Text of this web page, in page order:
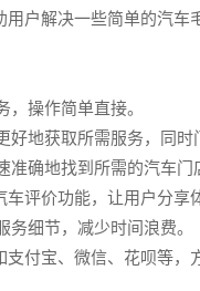
户解决一些简单的汽车
操作简单直接。
地获取所需服务，同时
确地找到所需的汽车门
评价功能，让用户分享
细节，减少时间浪费。
付宝、微信、花呗等，